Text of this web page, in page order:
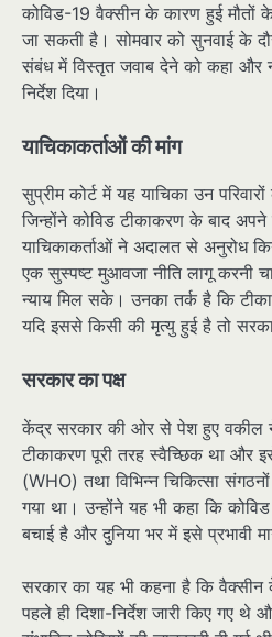
कोविड-19 वैक्सीन के कारण हुई मौतों
जा सकती है। सोमवार को सुनवाई के
संबंध में विस्तृत जवाब देने को कहा और
निर्देश दिया।
याचिकाकर्ताओं की मांग
सुप्रीम कोर्ट में यह याचिका उन
जिन्होंने कोविड टीकाकरण के बाद अपने
याचिकाकर्ताओं ने अदालत से अनुरोध
एक सुस्पष्ट मुआवजा नीति लागू करनी
न्याय मिल सके। उनका तर्क है कि
यदि इससे किसी की मृत्यु हुई है तो
सरकार का पक्ष
केंद्र सरकार की ओर से पेश हुए वकील ने
टीकाकरण पूरी तरह स्वैच्छिक था और
(WHO) तथा विभिन्न चिकित्सा
गया था। उन्होंने यह भी कहा कि
बचाई है और दुनिया भर में इसे प्रभावी
सरकार का यह भी कहना है कि
पहले ही दिशा-निर्देश जारी किए गए